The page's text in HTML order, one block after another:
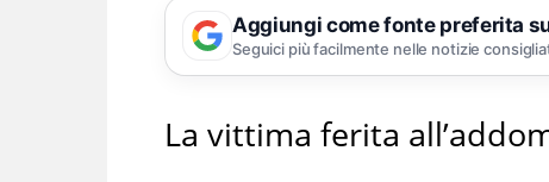
Aggiungi come fonte preferita
Seguici più facilmente nelle notizie
La vittima ferita